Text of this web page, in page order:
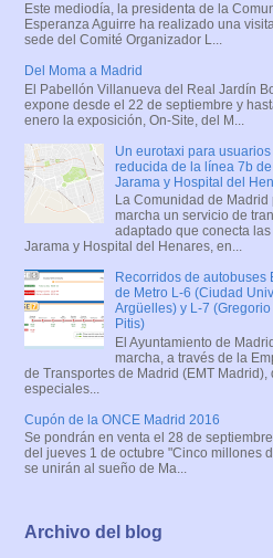
Este mediodía, la presidenta de la
Esperanza Aguirre ha realizado una
sede del Comité Organizador L...
Del Moma a Madrid
El Pabellón Villanueva del Real Jardín
expone desde el 22 de septiembre y
enero la exposición, On-Site, del M...
Un eurotaxi para
reducida de la línea 7b
Jarama y Hospital del
La Comunidad de Madrid
marcha un servicio de
adaptado que conecta
Jarama y Hospital del Henares, en...
Recorridos de autobuses
de Metro L-6 (Ciudad
Argüelles) y L-7
Pitis)
El Ayuntamiento de
marcha, a través de la
de Transportes de Madrid (EMT Madrid),
especiales...
Cupón de la ONCE Madrid 2016
Se pondrán en venta el 28 de
del jueves 1 de octubre "Cinco millones
se unirán al sueño de Ma...
Archivo del blog